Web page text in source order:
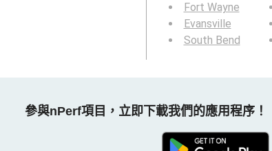
Fort Wayne
Evansville
South Bend
參與nPerf項目，立即下載我們的應用程序！